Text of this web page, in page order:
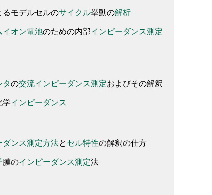
るモデルセルのサイクル挙動の解析
イオン電池のための内部インピーダンス測定
タの交流インピーダンス測定およびその解釈
学インピーダンス
ダンス測定方法とセル特性の解釈の仕方
膜のインピーダンス測定法